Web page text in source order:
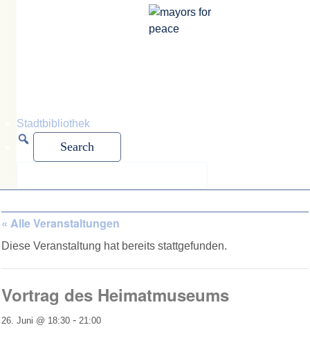
Stadtbibliothek
« Alle Veranstaltungen
Diese Veranstaltung hat bereits stattgefunden.
Vortrag des Heimatmuseums
26. Juni @ 18:30 - 21:00